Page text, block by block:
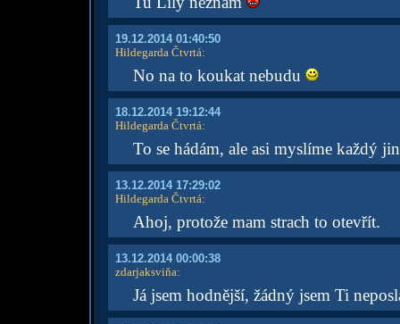
19.12.2014 01:40:50
Hildegarda Čtvrtá:
No na to koukat nebudu
18.12.2014 19:12:44
Hildegarda Čtvrtá:
To se hádám, ale asi myslíme každý
13.12.2014 17:29:02
Hildegarda Čtvrtá:
Ahoj, protože mam strach to otevřít.
13.12.2014 00:00:38
zdarjaksviňa:
Já jsem hodnější, žádný jsem Ti